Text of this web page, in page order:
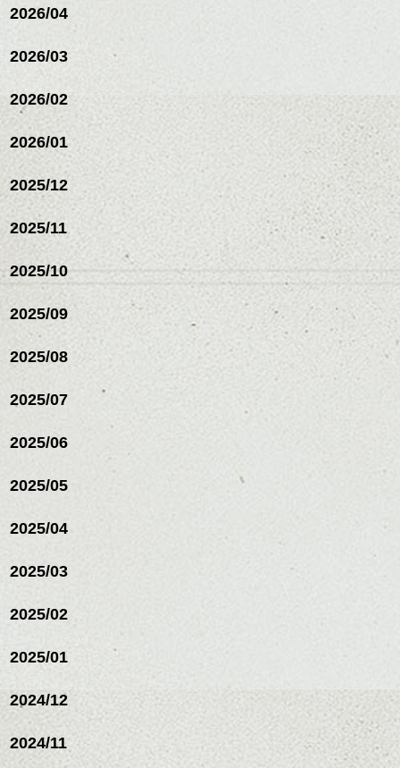
2026/04
2026/03
2026/02
2026/01
2025/12
2025/11
2025/10
2025/09
2025/08
2025/07
2025/06
2025/05
2025/04
2025/03
2025/02
2025/01
2024/12
2024/11